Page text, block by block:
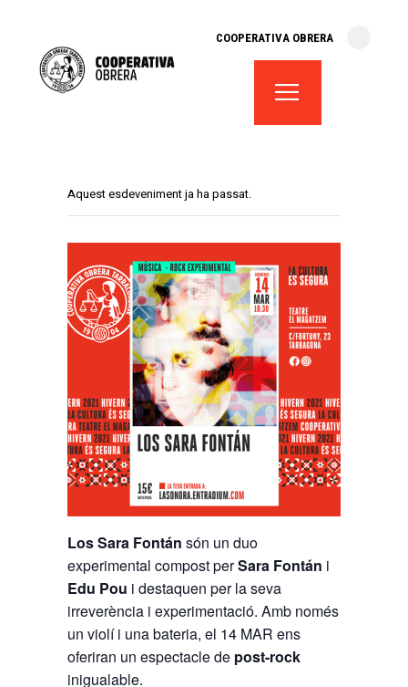
COOPERATIVA OBRERA
fes-te soci
lloguer d’espais
Aquest esdeveniment ja ha passat.
Los Sara Fontán són un duo
experimental compost perSara Fontán i
Edu Pou i destaquen per la seva
irreverència i experimentació. Amb només
un violí i una bateria, el 14 MAR ens
oferiran un espectacle de post-rock
inigualable.